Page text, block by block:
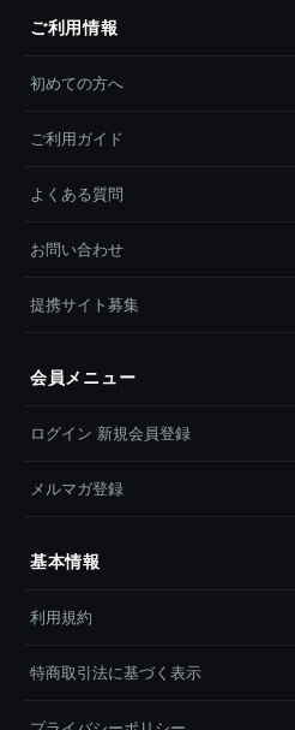
ご利用情報
初めての方へ
ご利用ガイド
よくある質問
お問い合わせ
提携サイト募集
会員メニュー
ログイン 新規会員登録
メルマガ登録
基本情報
利用規約
特商取引法に基づく表示